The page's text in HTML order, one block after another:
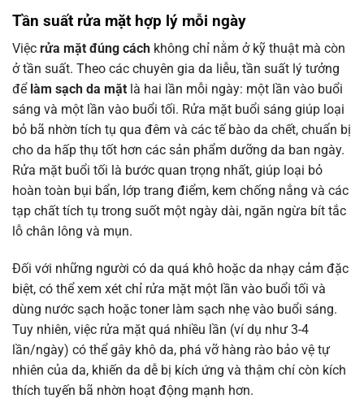
Tần suất rửa mặt hợp lý mỗi ngày
Việc rửa mặt đúng cách không chỉ nằm ở kỹ thuật mà còn
ở tần suất. Theo các chuyên gia da liễu, tần suất lý tưởng
để làm sạch da mặt là hai lần mỗi ngày: một lần vào buổi
sáng và một lần vào buổi tối. Rửa mặt buổi sáng giúp loại
bỏ bã nhờn tích tụ qua đêm và các tế bào da chết, chuẩn bị
cho da hấp thụ tốt hơn các sản phẩm dưỡng da ban ngày.
Rửa mặt buổi tối là bước quan trọng nhất, giúp loại bỏ
hoàn toàn bụi bẩn, lớp trang điểm, kem chống nắng và các
tạp chất tích tụ trong suốt một ngày dài, ngăn ngừa bít tắc
lỗ chân lông và mụn.
Đối với những người có da quá khô hoặc da nhạy cảm đặc
biệt, có thể xem xét chỉ rửa mặt một lần vào buổi tối và
dùng nước sạch hoặc toner làm sạch nhẹ vào buổi sáng.
Tuy nhiên, việc rửa mặt quá nhiều lần (ví dụ như 3-4
lần/ngày) có thể gây khô da, phá vỡ hàng rào bảo vệ tự
nhiên của da, khiến da dễ bị kích ứng và thậm chí còn kích
thích tuyến bã nhờn hoạt động mạnh hơn.